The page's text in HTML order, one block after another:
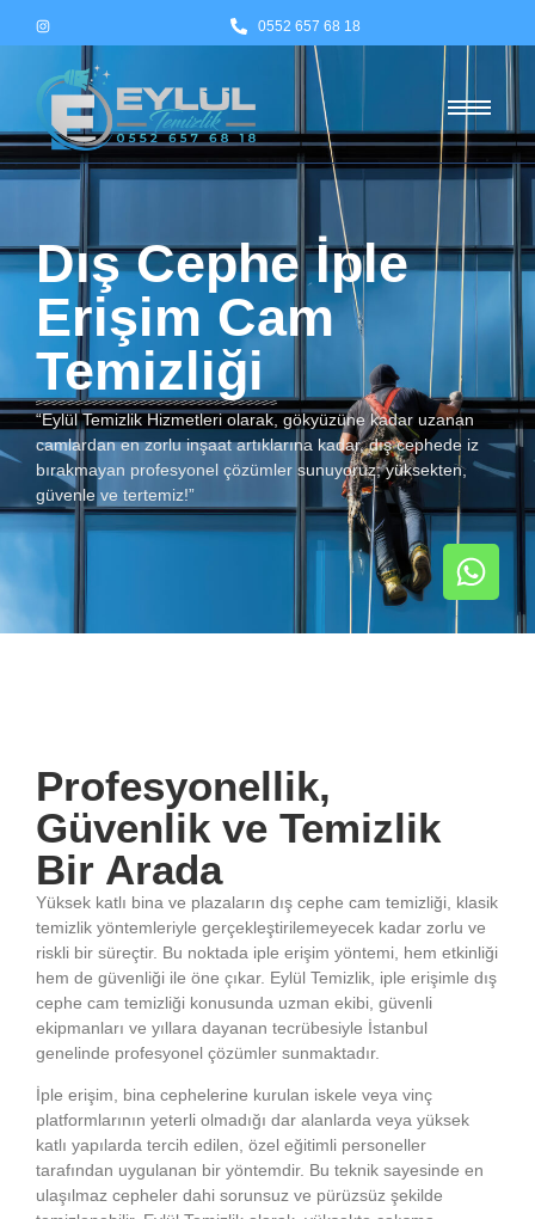
0552 657 68 18
Dış Cephe İple
Erişim Cam
Temizliği
“Eylül Temizlik Hizmetleri olarak, gökyüzüne kadar uzanan
camlardan en zorlu inşaat artıklarına kadar, dış cephede iz
bırakmayan profesyonel çözümler sunuyoruz; yüksekten,
güvenle ve tertemiz!”
Profesyonellik,
Güvenlik ve Temizlik
Bir Arada
Yüksek katlı bina ve plazaların dış cephe cam temizliği, klasik
temizlik yöntemleriyle gerçekleştirilemeyecek kadar zorlu ve
riskli bir süreçtir. Bu noktada iple erişim yöntemi, hem etkinliği
hem de güvenliği ile öne çıkar. Eylül Temizlik, iple erişimle dış
cephe cam temizliği konusunda uzman ekibi, güvenli
ekipmanları ve yıllara dayanan tecrübesiyle İstanbul
genelinde profesyonel çözümler sunmaktadır.
İple erişim, bina cephelerine kurulan iskele veya vinç
platformlarının yeterli olmadığı dar alanlarda veya yüksek
katlı yapılarda tercih edilen, özel eğitimli personeller
tarafından uygulanan bir yöntemdir. Bu teknik sayesinde en
ulaşılmaz cepheler dahi sorunsuz ve pürüzsüz şekilde